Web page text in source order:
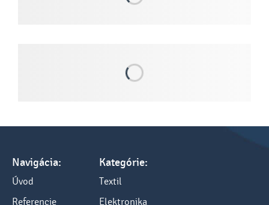
Navigácia:
Úvod
Referencie
Kategórie:
Textil
Elektronika